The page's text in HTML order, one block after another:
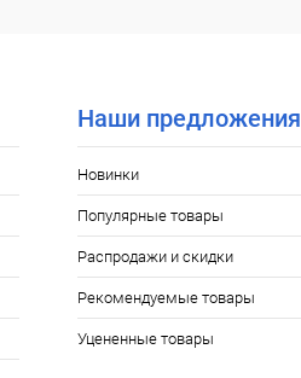
Наши предложения
Новинки
Популярные товары
Распродажи и скидки
Рекомендуемые товары
Уцененные товары